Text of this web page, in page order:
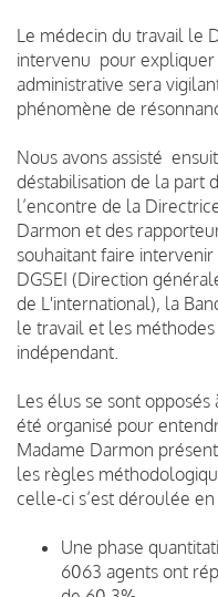
Le médecin du travail le
intervenu pour
administrative sera
phénomène de
Nous avons assisté
déstabilisation de la part
l’encontre de la
Darmon et des
souhaitant faire
DGSEI (Direction
de L'international), la
le travail et les
indépendant.
Les élus se sont
été organisé pour
Madame Darmon
les règles
celle-ci s’est déroulée
Une phase
6063 agents ont